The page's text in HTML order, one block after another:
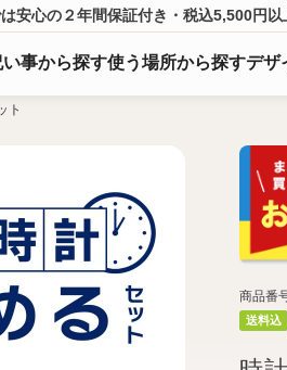
安心の２年間保証付き・税込5,500円以
い事から探す使う場所から探すデザ
ト
商品番
送料込